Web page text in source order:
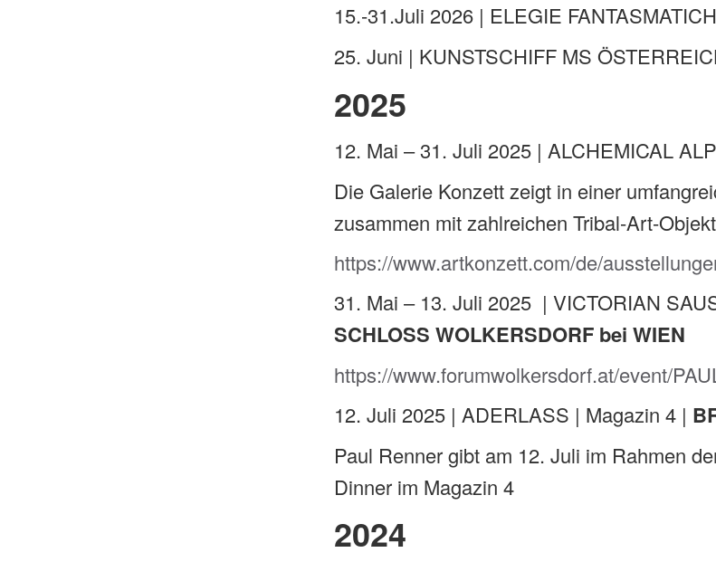
15.-31.Juli 2026 | ELEGIE
25. Juni | KUNSTSCHIFF MS
2025
12. Mai – 31. Juli 2025 | ALCHEMICAL
Die Galerie Konzett zeigt in einer
zusammen mit zahlreichen Tribal-Art-
https://www.artkonzett.com/de/
31. Mai – 13. Juli 2025 | VICTORIAN
SCHLOSS WOLKERSDORF bei WIEN
https://www.forumwolkersdorf.at/event/
12. Juli 2025 | ADERLASS | Magazin 4 |
Paul Renner gibt am 12. Juli im Rahmen
Dinner im Magazin 4
2024